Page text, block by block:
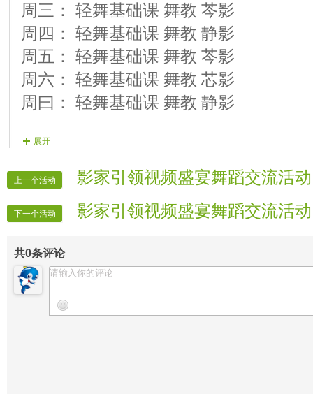
周三： 轻舞基础课 舞教 芩影
周四： 轻舞基础课 舞教 静影
周五： 轻舞基础课 舞教 芩影
周六： 轻舞基础课 舞教 芯影
周曰： 轻舞基础课 舞教 静影
展开
上一个活动 影家引领视频盛宴舞蹈交流活动
下一个活动 影家引领视频盛宴舞蹈交流活动
共0条评论